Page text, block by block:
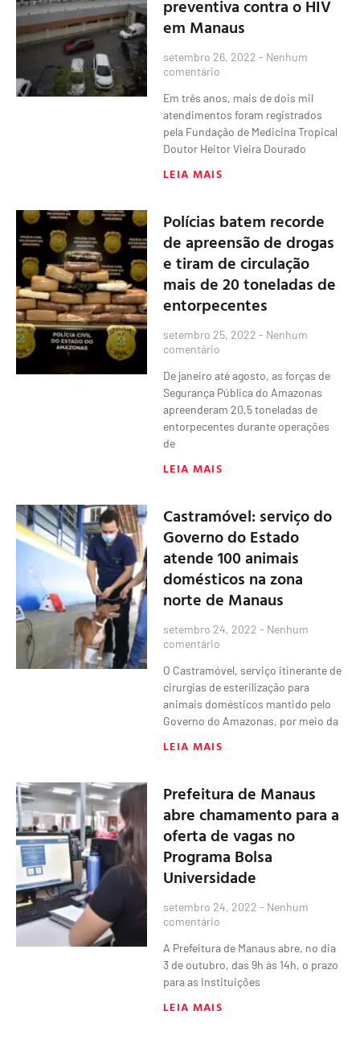
preventiva contra o HIV
em Manaus
setembro 26, 2022 Nenhum
comentário
Em três anos, mais de dois mil
atendimentos foram registrados
pela Fundação de Medicina Tropical
Doutor Heitor Vieira Dourado
LEIA MAIS
Polícias batem recorde
de apreensão de drogas
e tiram de circulação
mais de 20 toneladas de
entorpecentes
setembro 25, 2022 Nenhum
comentário
De janeiro até agosto, as forças de
Segurança Pública do Amazonas
apreenderam 20,5 toneladas de
entorpecentes durante operações
de
LEIA MAIS
Castramóvel: serviço do
Governo do Estado
atende 100 animais
domésticos na zona
norte de Manaus
setembro 24, 2022 Nenhum
comentário
O Castramóvel, serviço itinerante de
cirurgias de esterilização para
animais domésticos mantido pelo
Governo do Amazonas, por meio da
LEIA MAIS
Prefeitura de Manaus
abre chamamento para a
oferta de vagas no
Programa Bolsa
Universidade
setembro 24, 2022 Nenhum
comentário
A Prefeitura de Manaus abre, no dia
3 de outubro, das 9h às 14h, o prazo
para as Instituições
LEIA MAIS